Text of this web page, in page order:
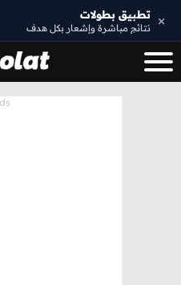
× تطبيق بطولات
نتائج مباشرة وإشعار بكل هدف